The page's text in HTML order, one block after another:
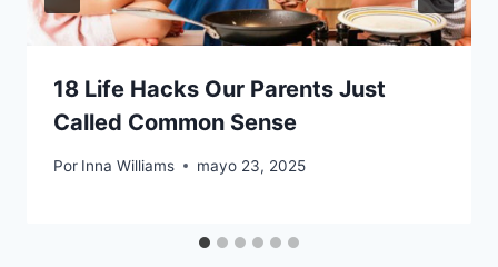
18 Life Hacks Our Parents Just
Called Common Sense
Por Inna Williams mayo 23, 2025